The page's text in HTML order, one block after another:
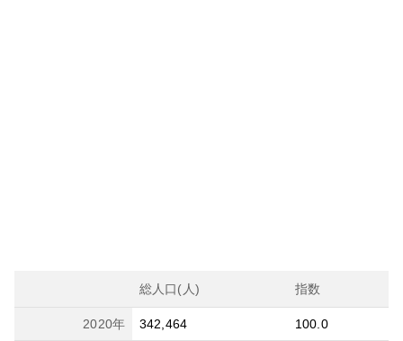
総人口(人) 指数
2020年 342,464 100.0